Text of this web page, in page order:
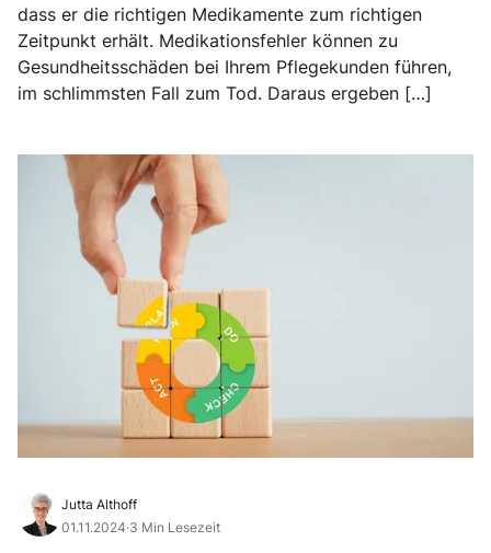
dass er die richtigen Medikamente zum richtigen
Zeitpunkt erhält. Medikationsfehler können zu
Gesundheitsschäden bei Ihrem Pflegekunden führen,
im schlimmsten Fall zum Tod. Daraus ergeben […]
Jutta Althoff
01.11.2024·3 Min Lesezeit